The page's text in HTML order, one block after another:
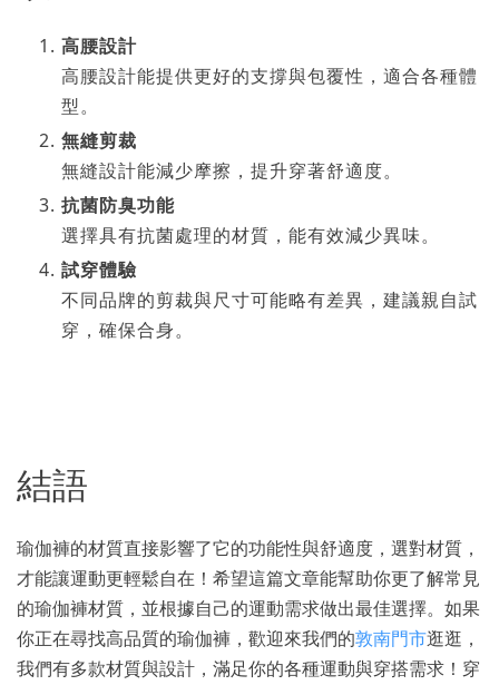
高腰設計
高腰設計能提供更好的支撐與包覆性，適合各種體
型。
無縫剪裁
無縫設計能減少摩擦，提升穿著舒適度。
抗菌防臭功能
選擇具有抗菌處理的材質，能有效減少異味。
試穿體驗
不同品牌的剪裁與尺寸可能略有差異，建議親自試
穿，確保合身。
結語
瑜伽褲的材質直接影響了它的功能性與舒適度，選對材質，
才能讓運動更輕鬆自在！希望這篇文章能幫助你更了解常見
的瑜伽褲材質，並根據自己的運動需求做出最佳選擇。如果
你正在尋找高品質的瑜伽褲，歡迎來我們的敦南門市逛逛，
我們有多款材質與設計，滿足你的各種運動與穿搭需求！穿